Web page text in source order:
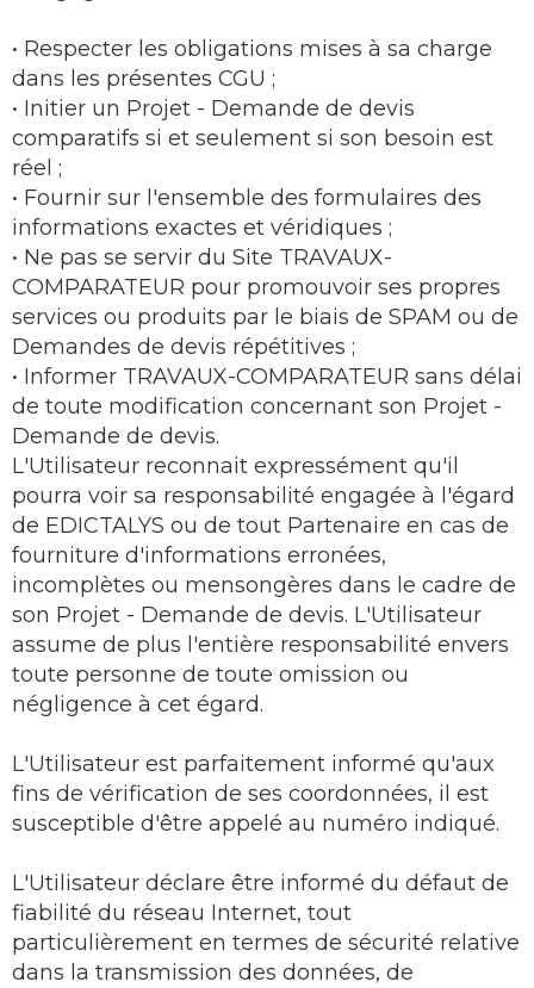
• Respecter les obligations mises à sa charge
dans les présentes CGU ;
• Initier un Projet - Demande de devis
comparatifs si et seulement si son besoin est
réel ;
• Fournir sur l'ensemble des formulaires des
informations exactes et véridiques ;
• Ne pas se servir du Site TRAVAUX-
COMPARATEUR pour promouvoir ses propres
services ou produits par le biais de SPAM ou de
Demandes de devis répétitives ;
• Informer TRAVAUX-COMPARATEUR sans délai
de toute modification concernant son Projet -
Demande de devis.
L'Utilisateur reconnait expressément qu'il
pourra voir sa responsabilité engagée à l'égard
de EDICTALYS ou de tout Partenaire en cas de
fourniture d'informations erronées,
incomplètes ou mensongères dans le cadre de
son Projet - Demande de devis. L'Utilisateur
assume de plus l'entière responsabilité envers
toute personne de toute omission ou
négligence à cet égard.
L'Utilisateur est parfaitement informé qu'aux
fins de vérification de ses coordonnées, il est
susceptible d'être appelé au numéro indiqué.
L'Utilisateur déclare être informé du défaut de
fiabilité du réseau Internet, tout
particulièrement en termes de sécurité relative
dans la transmission des données, de